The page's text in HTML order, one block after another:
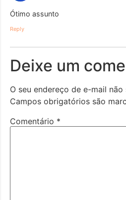
Ótimo assunto
Reply
Deixe um
O seu endereço de e-mail
Campos obrigatórios são
Comentário *